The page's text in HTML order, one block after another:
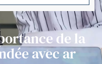
de la
avec ar